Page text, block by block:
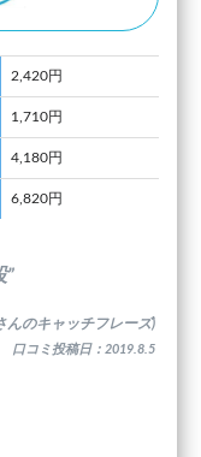
2,420円
1,710円
4,180円
6,820円
”
んのキャッチフレーズ)
口コミ投稿日：2019.8.5